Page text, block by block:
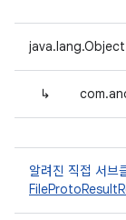
java.lang.Object
↳
알려진 직접 서브